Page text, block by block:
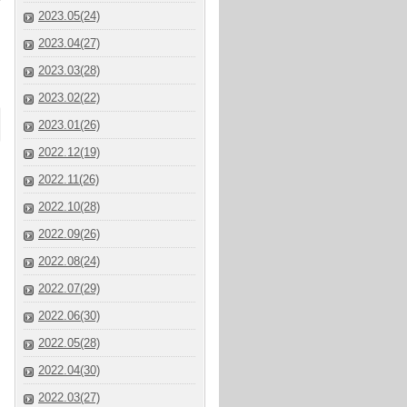
2023.05(24)
2023.04(27)
2023.03(28)
2023.02(22)
2023.01(26)
2022.12(19)
2022.11(26)
2022.10(28)
2022.09(26)
2022.08(24)
2022.07(29)
2022.06(30)
2022.05(28)
2022.04(30)
2022.03(27)